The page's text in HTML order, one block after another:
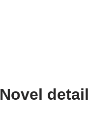
Novel